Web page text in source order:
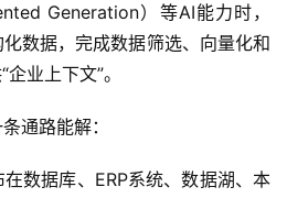
Generation）等AI能力时，
数据，完成数据筛选、向量化和
业上下文”。
通路能解：
数据库、ERP系统、数据湖、本